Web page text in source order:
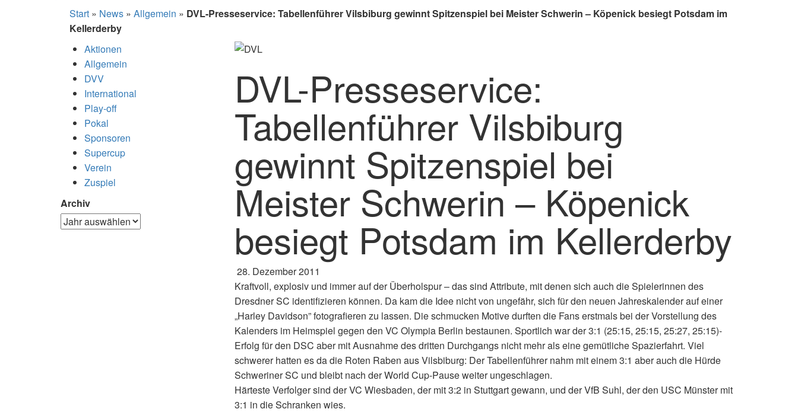
Start » News » Allgemein » DVL-Presseservice: Tabellenführer Vilsbiburg gewinnt Spitzenspiel bei Meister Schwerin – Köpenick besiegt Potsdam im
Kellerderby
DVL-Presseservice:
Tabellenführer Vilsbiburg
gewinnt Spitzenspiel bei
Meister Schwerin – Köpenick
besiegt Potsdam im Kellerderby
28. Dezember 2011
Kraftvoll, explosiv und immer auf der Überholspur – das sind Attribute, mit denen sich auch die Spielerinnen des
Dresdner SC identifizieren können. Da kam die Idee nicht von ungefähr, sich für den neuen Jahreskalender auf einer
„Harley Davidson” fotografieren zu lassen. Die schmucken Motive durften die Fans erstmals bei der Vorstellung des
Kalenders im Heimspiel gegen den VC Olympia Berlin bestaunen. Sportlich war der 3:1 (25:15, 25:15, 25:27, 25:15)-
Erfolg für den DSC aber mit Ausnahme des dritten Durchgangs nicht mehr als eine gemütliche Spazierfahrt. Viel
schwerer hatten es da die Roten Raben aus Vilsbiburg: Der Tabellenführer nahm mit einem 3:1 aber auch die Hürde
Schweriner SC und bleibt nach der World Cup-Pause weiter ungeschlagen.
Härteste Verfolger sind der VC Wiesbaden, der mit 3:2 in Stuttgart gewann, und der VfB Suhl, der den USC Münster mit
3:1 in die Schranken wies.
Aktionen
Allgemein
DVV
International
Play-off
Pokal
Sponsoren
Supercup
Verein
Zuspiel
Archiv